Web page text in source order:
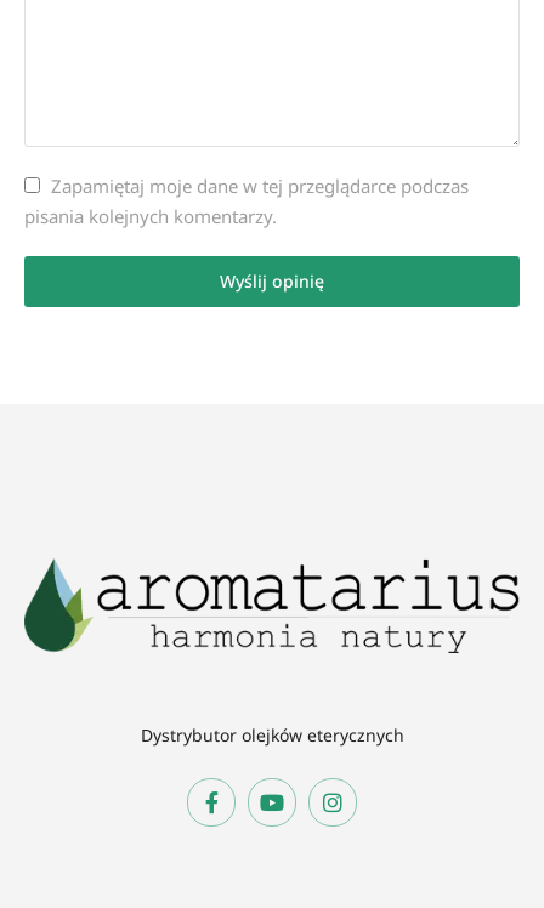
Zapamiętaj moje dane w tej przeglądarce podczas
pisania kolejnych komentarzy.
Wyślij opinię
Dystrybutor olejków eterycznych